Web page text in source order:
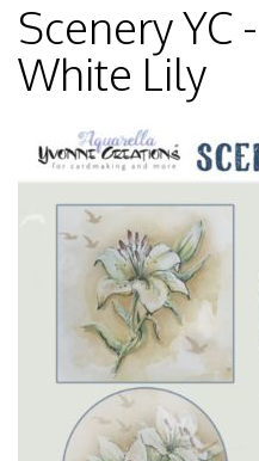
Scenery YC
White Lily